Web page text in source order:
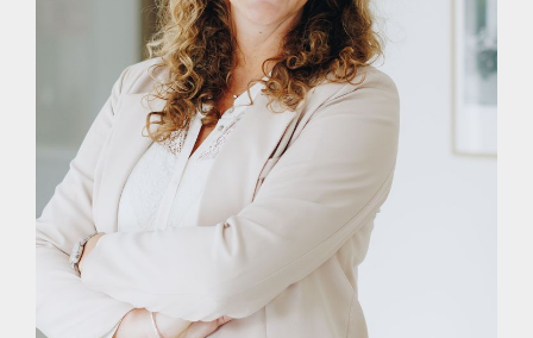
Deze presentatie is met zorg samengesteld, onder andere
(maar niet uitsluitend) aan de hand van de door
opdrachtgever (verkoper/verhuurder) aan makelaar verstrekte
gegevens en tekeningen. Desondanks kunnen aan deze
presentatie geen rechten worden ontleend en aanvaardt de
makelaar of zijn opdrachtgever (verkoper/verhuurder) geen
enkele aansprakelijkheid voor enige onvolledigheid,
onjuistheid of anderszins -dan wel de gevolgen daarvan- van
de in deze presentatie verstrekte informatie of elke andere
aan de (kandidaat) koper of huurder (of andere